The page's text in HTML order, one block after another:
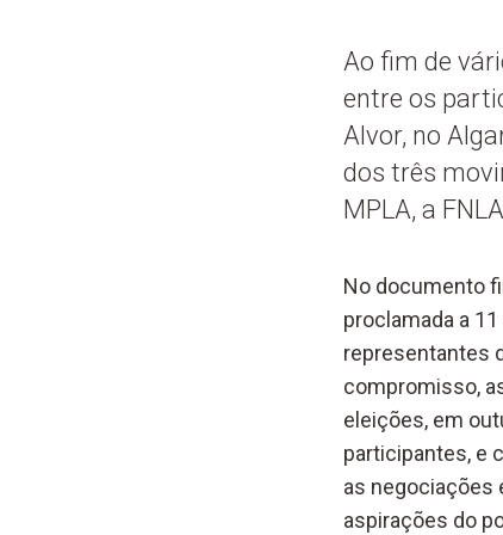
Ao fim de
entre os
Alvor, no
dos três
MPLA, a
No documento
proclamada a
representantes
compromisso,
eleições, em
participantes, e
as negociações
aspirações do